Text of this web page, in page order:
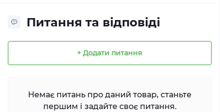
Питання та відповіді
+ Додати питання
Немає питань про даний товар, станьте
першим і задайте своє питання.